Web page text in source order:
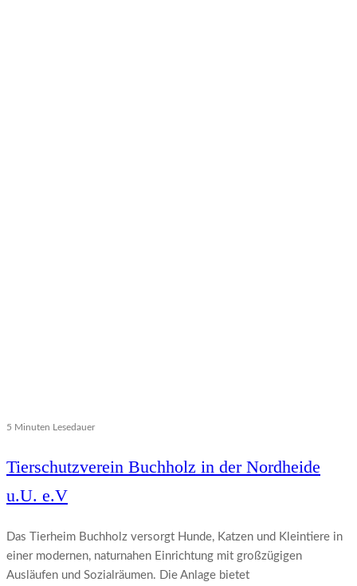
5 Minuten Lesedauer
Tierschutzverein Buchholz in der Nordheide
u.U. e.V
Das Tierheim Buchholz versorgt Hunde, Katzen und Kleintiere in
einer modernen, naturnahen Einrichtung mit großzügigen
Ausläufen und Sozialräumen. Die Anlage bietet